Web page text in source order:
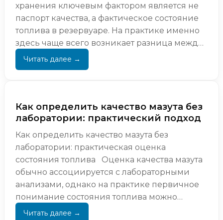
хранения ключевым фактором является не
паспорт качества, а фактическое состояние
топлива в резервуаре. На практике именно
здесь чаще всего возникает разница между
ожида...
Как определить качество мазута без
лаборатории: практический подход
Как определить качество мазута без
лаборатории: практическая оценка
состояния топлива Оценка качества мазута
обычно ассоциируется с лабораторными
анализами, однако на практике первичное
понимание состояния топлива можно
получить и без сложных и...